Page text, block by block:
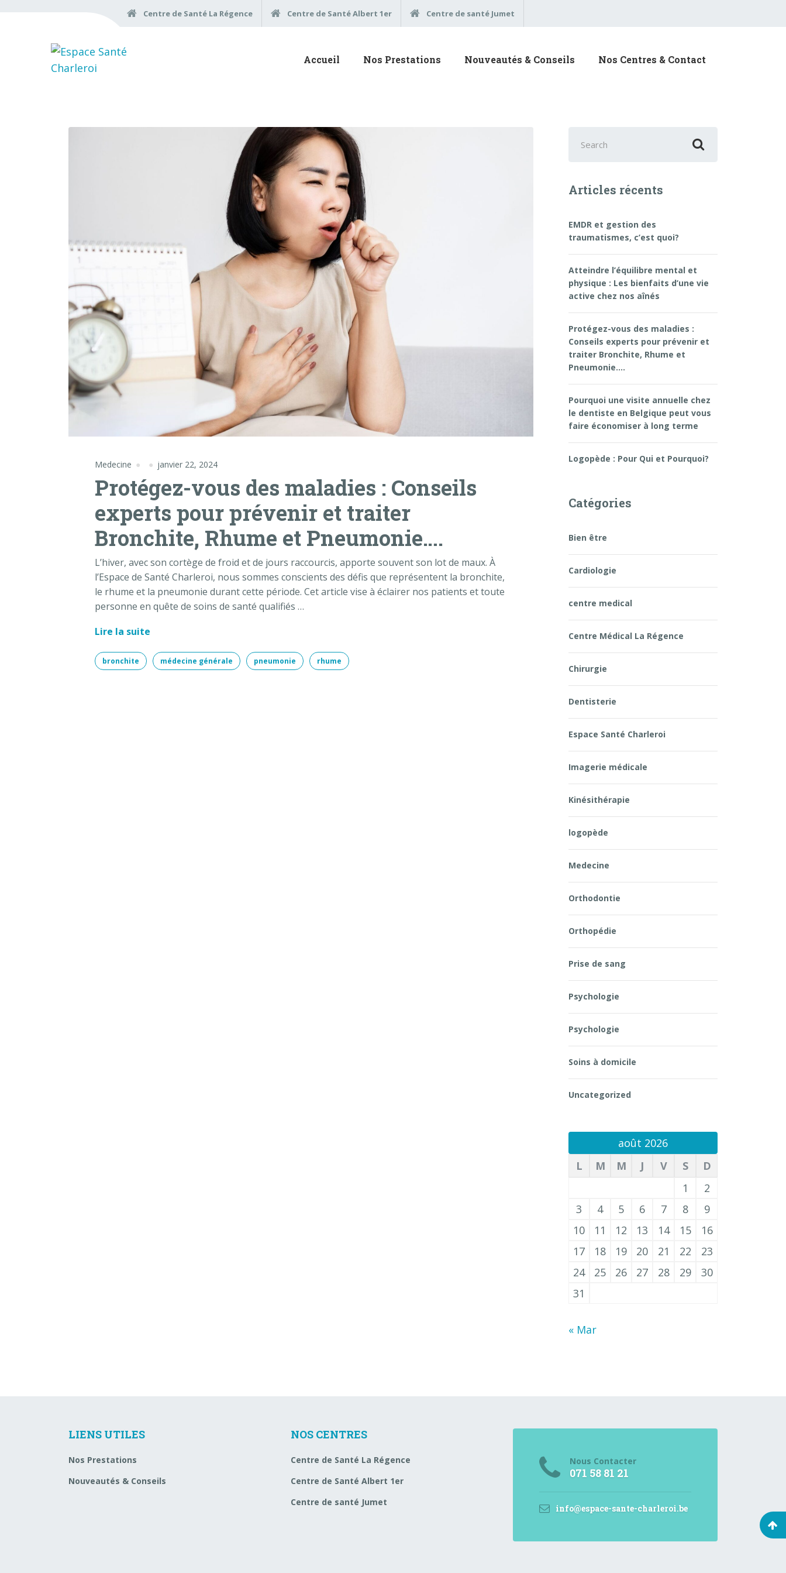
Centre de Santé La Régence Centre de Santé Albert 1er Centre de santé Jumet
Accueil Nos Prestations Nouveautés & Conseils Nos Centres & Contact
Medecine janvier 22, 2024
Protégez-vous des maladies : Conseils
experts pour prévenir et traiter
Bronchite, Rhume et Pneumonie….
L’hiver, avec son cortège de froid et de jours raccourcis, apporte souvent son lot de maux. À
l’Espace de Santé Charleroi, nous sommes conscients des défis que représentent la bronchite,
le rhume et la pneumonie durant cette période. Cet article vise à éclairer nos patients et toute
personne en quête de soins de santé qualifiés …
Lire la suite
bronchite médecine générale pneumonie rhume
for:
Articles récents
EMDR et gestion des
traumatismes, c’est quoi?
Atteindre l’équilibre mental et
physique : Les bienfaits d’une vie
active chez nos aînés
Protégez-vous des maladies :
Conseils experts pour prévenir et
traiter Bronchite, Rhume et
Pneumonie….
Pourquoi une visite annuelle chez
le dentiste en Belgique peut vous
faire économiser à long terme
Logopède : Pour Qui et Pourquoi?
Catégories
Bien être
Cardiologie
centre medical
Centre Médical La Régence
Chirurgie
Dentisterie
Espace Santé Charleroi
Imagerie médicale
Kinésithérapie
logopède
Medecine
Orthodontie
Orthopédie
Prise de sang
Psychologie
Psychologie
Soins à domicile
Uncategorized
août 2026
L
M M J V S
D
1
2
3
4 5 6 7 8
9
10
11 12 13 14 15
16
17
18 19 20 21 22
23
24
25 26 27 28 29
30
31
« Mar
LIENS UTILES
Nos Prestations
Nouveautés & Conseils
NOS CENTRES
Centre de Santé La Régence
Centre de Santé Albert 1er
Centre de santé Jumet
Nous Contacter
071 58 81 21
info@espace-sante-charleroi.be